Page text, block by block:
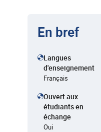
En bref
Langues
d'enseignement
Français
Ouvert aux
étudiants en
échange
Oui